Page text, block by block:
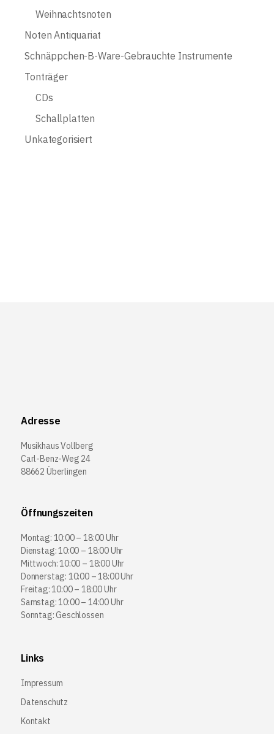
Weihnachtsnoten
Noten Antiquariat
Schnäppchen-B-Ware-Gebrauchte Instrumente
Tonträger
CDs
Schallplatten
Unkategorisiert
Adresse
Musikhaus Vollberg
Carl-Benz-Weg 24
88662 Überlingen
Öffnungszeiten
Montag: 10:00 – 18:00 Uhr
Dienstag: 10:00 – 18:00 Uhr
Mittwoch: 10:00 – 18:00 Uhr
Donnerstag: 10:00 – 18:00 Uhr
Freitag: 10:00 – 18:00 Uhr
Samstag: 10:00 – 14:00 Uhr
Sonntag: Geschlossen
Links
Impressum
Datenschutz
Kontakt